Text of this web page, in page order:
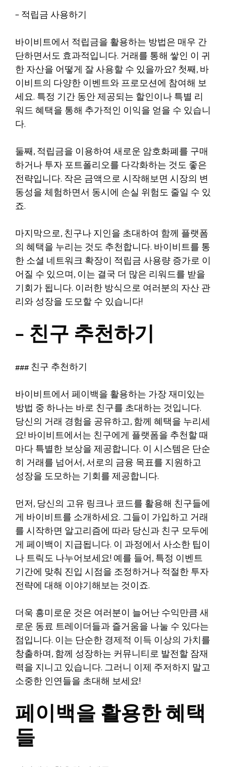
– 적립금 사용하기
바이비트에서 적립금을 활용하는 방법은 매우 간
단하면서도 효과적입니다. 거래를 통해 쌓인 이 귀
한 자산을 어떻게 잘 사용할 수 있을까요? 첫째, 바
이비트의 다양한 이벤트와 프로모션에 참여해 보
세요. 특정 기간 동안 제공되는 할인이나 특별 리
워드 혜택을 통해 추가적인 이익을 얻을 수 있습니
다.
둘째, 적립금을 이용하여 새로운 암호화폐를 구매
하거나 투자 포트폴리오를 다각화하는 것도 좋은
전략입니다. 작은 금액으로 시작해보면 시장의 변
동성을 체험하면서 동시에 손실 위험도 줄일 수 있
죠.
마지막으로, 친구나 지인을 초대하여 함께 플랫폼
의 혜택을 누리는 것도 추천합니다. 바이비트를 통
한 소셜 네트워크 확장이 적립금 사용량 증가로 이
어질 수 있으며, 이는 결국 더 많은 리워드를 받을
기회가 됩니다. 이러한 방식으로 여러분의 자산 관
리와 성장을 도모할 수 있습니다!
– 친구 추천하기
### 친구 추천하기
바이비트에서 페이백을 활용하는 가장 재미있는
방법 중 하나는 바로 친구를 초대하는 것입니다.
당신의 거래 경험을 공유하고, 함께 혜택을 누리세
요! 바이비트에서는 친구에게 플랫폼을 추천할 때
마다 특별한 보상을 제공합니다. 이 시스템은 단순
히 거래를 넘어서, 서로의 금융 목표를 지원하고
성장을 도모하는 기회를 제공합니다.
먼저, 당신의 고유 링크나 코드를 활용해 친구들에
게 바이비트를 소개하세요. 그들이 가입하고 거래
를 시작하면 알고리즘에 따라 당신과 친구 모두에
게 페이백이 지급됩니다. 이 과정에서 사소한 팁이
나 트릭도 나누어보세요! 예를 들어, 특정 이벤트
기간에 맞춰 진입 시점을 조정하거나 적절한 투자
전략에 대해 이야기해보는 것이죠.
더욱 흥미로운 것은 여러분이 늘어난 수익만큼 새
로운 동료 트레이더들과 즐거움을 나눌 수 있다는
점입니다. 이는 단순한 경제적 이득 이상의 가치를
창출하며, 함께 성장하는 커뮤니티로 발전할 잠재
력을 지니고 있습니다. 그러니 이제 주저하지 말고
소중한 인연들을 초대해 보세요!
페이백을 활용한 혜택
들